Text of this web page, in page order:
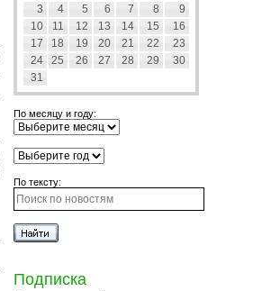
3
4 5 6 7 8
9
10
11 12 13 14 15
16
17
18 19 20 21 22
23
24
25 26 27 28 29
30
31
По месяцу и году:
По тексту:
Подписка